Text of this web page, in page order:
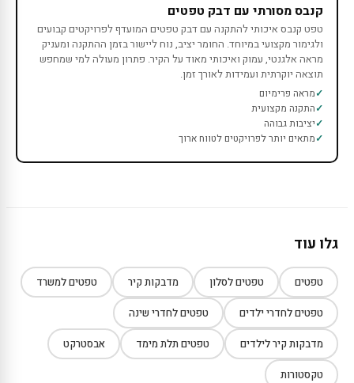
קנבס מסורתי עם דבק טפטים
טפט קנבס איכותי להתקנה עם דבק טפטים המועדף לפרויקטים קבועים
ולגימור מקצועי במיוחד. החומר יציב, נוח ליישור בזמן ההתקנה ומעניק
מראה אלגנטי, עמוק ואיכותי מאוד על הקיר. פתרון מעולה למי שמחפש
תוצאה יוקרתית ועמידות לאורך זמן.
מראה פרימיום
התקנה מקצועית
יציבות גבוהה
מתאים יותר לפרויקטים לטווח ארוך
גלו עוד
טפטים טפטים לסלון מדבקות קיר טפטים למשרד
טפטים לחדרי ילדים טפטים לחדרי שינה
מדבקות קיר לילדים טפטים תלת מימד אבסטרקט
טקסטורות